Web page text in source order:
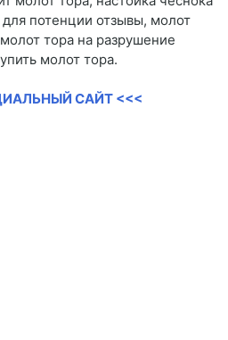
потенции отзывы, молот
тора на разрушение
молот тора.
САЙТ <<<